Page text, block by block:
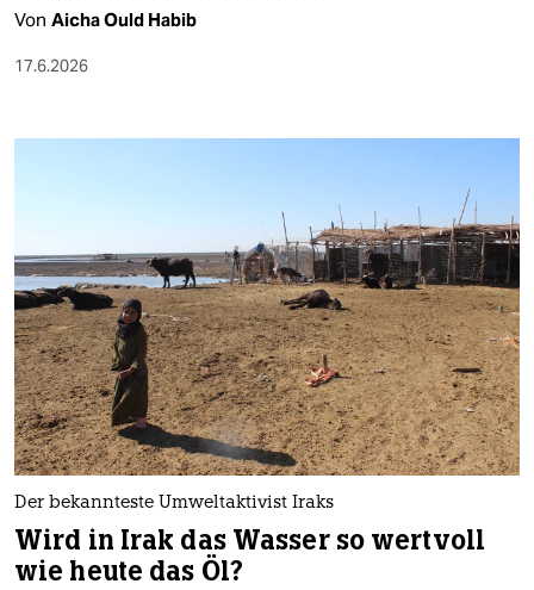
Von Aicha Ould Habib
17.6.2026
Der bekannteste Umweltaktivist Iraks
Wird in Irak das Wasser so wertvoll
wie heute das Öl?